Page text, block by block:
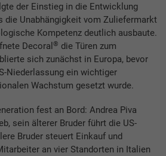
der Einstieg in die Entwicklung
die Unabhängigkeit vom Zuliefermarkt
Kompetenz deutlich ausbaute.
Decoral ® die Türen zum
sich zunächst in Europa, bevor
Niederlassung ein wichtiger
Wachstum gesetzt wurde.
fest an Bord: Andrea Piva
sein älterer Bruder führt die US-
Bruder steuert Einkauf und
an vier Standorten in Italien